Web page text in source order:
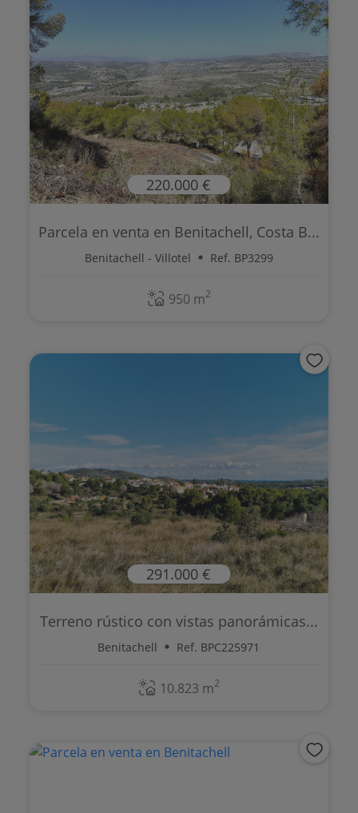
220.000 €
Parcela en venta en Benitachell, Costa B...
Benitachell - Villotel Ref. BP3299
950 m2
291.000 €
Terreno rústico con vistas panorámicas...
Benitachell Ref. BPC225971
10.823 m2